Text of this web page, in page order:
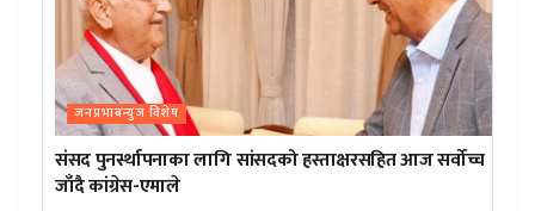
जनप्रभाबन्युज विशेष
संसद पुनर्स्थापनाका लागि सांसदको हस्ताक्षरसहित आज सर्वोच्च
जाँदै कांग्रेस-एमाले